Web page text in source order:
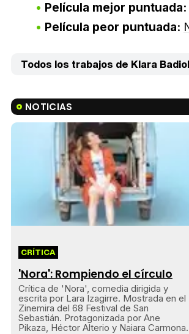
Película mejor puntuada:
Película peor puntuada:
Todos los trabajos de Klara
NOTICIAS
CRÍTICA
'Nora': Rompiendo el círculo
Crítica de 'Nora', comedia dirigida y
escrita por Lara Izagirre. Mostrada en el
Zinemira del 68 Festival de San
Sebastián. Protagonizada por Ane
Pikaza, Héctor Alterio y Naiara Carmona.